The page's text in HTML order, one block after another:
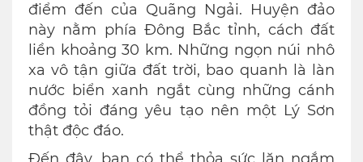
điểm đến của Quãng Ngải. Huyện đảo
này nằm phía Đông Bắc tỉnh, cách đất
liền khoảng 30 km. Những ngọn núi nhô
xa vô tận giữa đất trời, bao quanh là làn
nước biển xanh ngắt cùng những cánh
đồng tỏi đáng yêu tạo nên một Lý Sơn
thật độc đáo.